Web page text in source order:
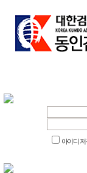
아이디 저